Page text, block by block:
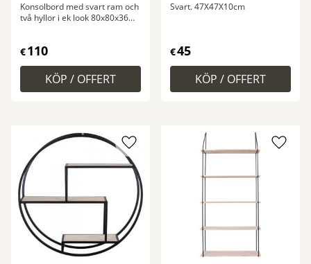
Konsolbord med svart ram och
två hyllor i ek look 80x80x36
€110
Svart. 47X47X10cm
€45
Lägg till i favoriter Lägg